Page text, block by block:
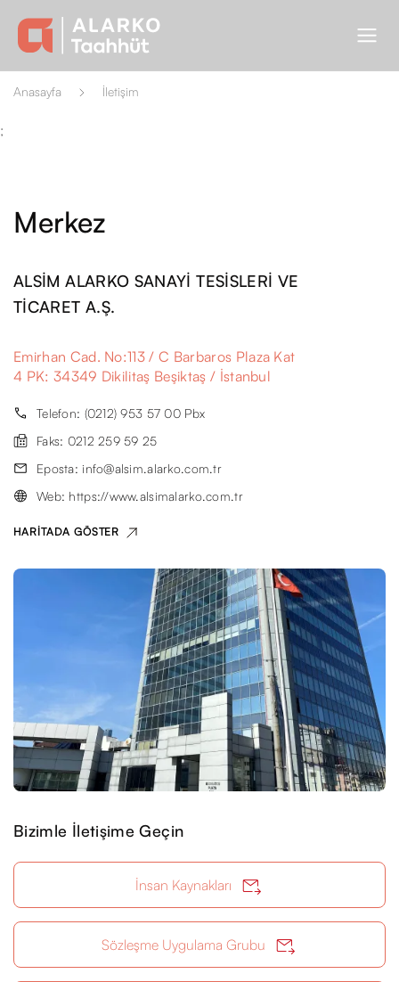
Anasayfa İletişim
;
Merkez
ALSİM ALARKO SANAYİ TESİSLERİ VE
TİCARET A.Ş.
Emirhan Cad. No:113 / C Barbaros Plaza Kat
4 PK: 34349 Dikilitaş Beşiktaş / İstanbul
Telefon: (0212) 953 57 00 Pbx
Faks: 0212 259 59 25
Eposta: info@alsim.alarko.com.tr
Web: https://www.alsimalarko.com.tr
HARITADA GÖSTER
Bizimle İletişime Geçin
İnsan Kaynakları
Sözleşme Uygulama Grubu